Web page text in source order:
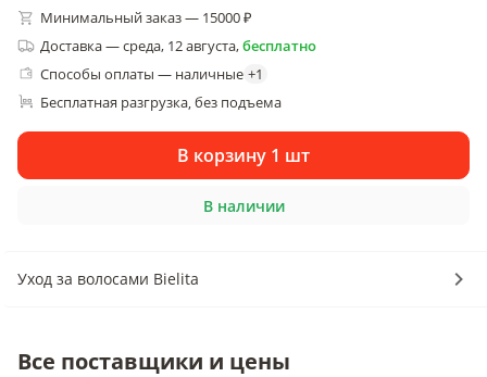
Минимальный заказ — 15000 ₽
Доставка—среда, 12 августа,бесплатно
Способы оплаты — наличные +1
Бесплатная разгрузка, без подъема
В корзину 1 шт
В наличии
Уход за волосами Bielita
Все поставщики и цены